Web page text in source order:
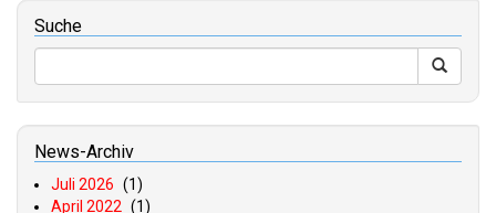
Suche
News-Archiv
Juli 2026 (1)
April 2022 (1)